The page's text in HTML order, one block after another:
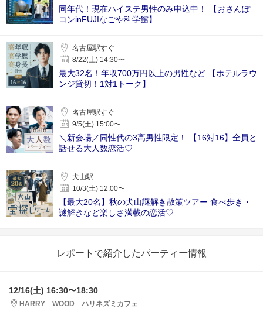
同年代！現在ハイステ男性のみ申込中！ 【おさんぽ
コンinFUJIなごや科学館】
名古屋駅すぐ
8/22(土) 14:30〜
最大32名！年収700万円以上の男性など 【ホテルラウ
ンジ貸切！1対1トーク】
名古屋駅すぐ
9/5(土) 15:00〜
＼新会場／同性代の3高男性限定！ 【16対16】全員と
話せる大人数恋活♡
犬山駅
10/3(土) 12:00〜
【最大20名】秋の犬山謎解き散策ツアー 食べ歩き・
謎解きなど楽しさ満載の恋活♡
レポートで紹介したパーティー情報
12/16(土) 16:30〜18:30
HARRY WOOD ハリネズミカフェ